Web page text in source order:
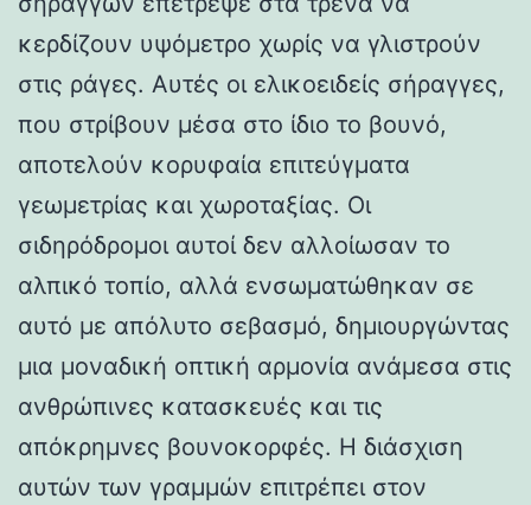
κερδίζουν υψόμετρο χωρίς να γλιστρούν
στις ράγες. Αυτές οι ελικοειδείς σήραγγες,
που στρίβουν μέσα στο ίδιο το βουνό,
αποτελούν κορυφαία επιτεύγματα
γεωμετρίας και χωροταξίας. Οι
σιδηρόδρομοι αυτοί δεν αλλοίωσαν το
αλπικό τοπίο, αλλά ενσωματώθηκαν σε
αυτό με απόλυτο σεβασμό, δημιουργώντας
μια μοναδική οπτική αρμονία ανάμεσα στις
ανθρώπινες κατασκευές και τις
απόκρημνες βουνοκορφές. Η διάσχιση
αυτών των γραμμών επιτρέπει στον